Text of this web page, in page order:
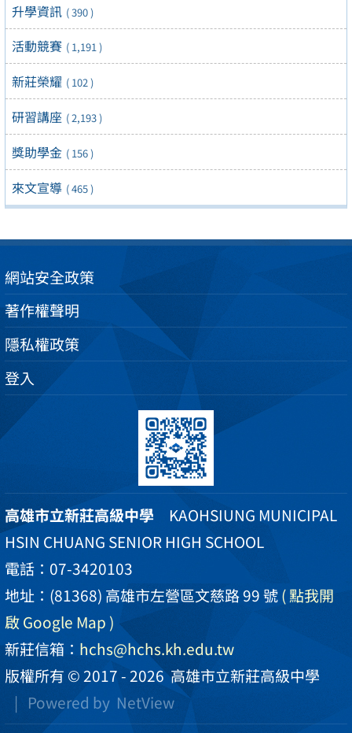
升學資訊 ( 390 )
活動競賽 ( 1,191 )
新莊榮耀 ( 102 )
研習講座 ( 2,193 )
獎助學金 ( 156 )
來文宣導 ( 465 )
網站安全政策
著作權聲明
隱私權政策
登入
高雄市立新莊高級中學 KAOHSIUNG MUNICIPAL
HSIN CHUANG SENIOR HIGH SCHOOL
電話：07-3420103
地址：(81368) 高雄市左營區文慈路 99 號( 點我開
啟 Google Map )
新莊信箱： hchs@hchs.kh.edu.tw
版權所有 © 2017 - 2026高雄市立新莊高級中學
| Powered by NetView